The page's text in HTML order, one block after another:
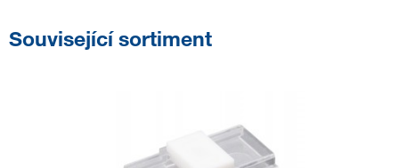
Související sortiment